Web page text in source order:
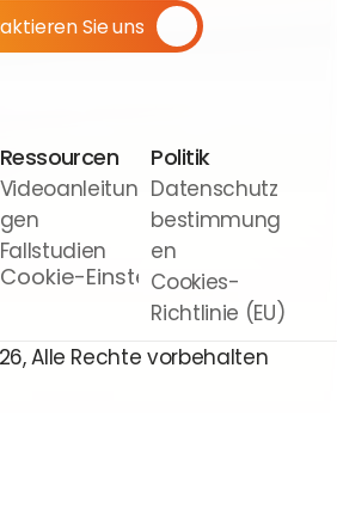
Sie uns
Ressourcen
Videoanleitun
gen
Fallstudien
Cookie-Einstellungen
Politik
Datenschutz
bestimmung
en
Cookies-
Richtlinie (EU)
Alle Rechte vorbehalten